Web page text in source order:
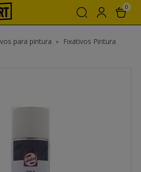
0
para pintura Fixativos Pintura